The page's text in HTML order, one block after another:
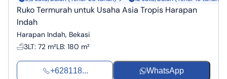
Ruko Termurah untuk Usaha Asia Tropis Harapan
Indah
Harapan Indah, Bekasi
3LT: 72 m²LB: 180 m²
+628118... WhatsApp